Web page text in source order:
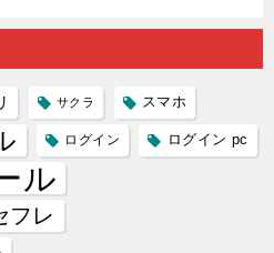
リの内
る人に恋
雑で素人
サクラ スマホ
ログイン ログイン pc
ル
フレ